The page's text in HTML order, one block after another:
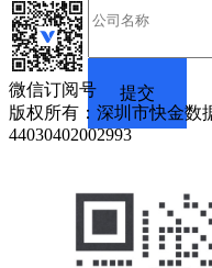
微信订阅号
版权所有：深圳市快金数
44030402002993